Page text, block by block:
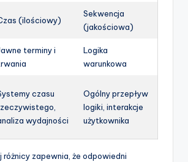
(ilościowy)
Sekwencja
(jakościowa)
terminy i
Logika
warunkowa
czasu
wydajności
Ogólny przepływ
logiki, interakcje
użytkownika
różnicy zapewnia, że odpowiedni